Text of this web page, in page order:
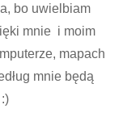
bo uwielbiam
mnie i moim
mapach
mnie będą